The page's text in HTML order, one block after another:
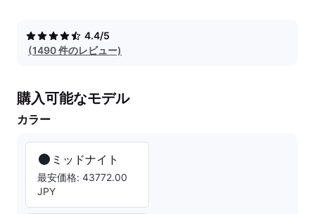
4.4/5
(1490 件のレビュー)
購入可能なモデル
カラー
ミッドナイト
最安価格: 43772.00
JPY